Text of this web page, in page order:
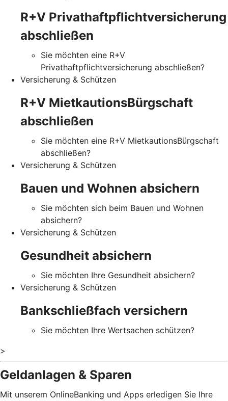
R+V Privathaftpflichtversicherung
abschließen
Sie möchten eine R+V
Privathaftpflichtversicherung abschließen?
Versicherung & Schützen
R+V MietkautionsBürgschaft
abschließen
Sie möchten eine R+V MietkautionsBürgschaft
abschließen?
Versicherung & Schützen
Bauen und Wohnen absichern
Sie möchten sich beim Bauen und Wohnen
absichern?
Versicherung & Schützen
Gesundheit absichern
Sie möchten Ihre Gesundheit absichern?
Versicherung & Schützen
Bankschließfach versichern
Sie möchten Ihre Wertsachen schützen?
>
Geldanlagen & Sparen
Mit unserem OnlineBanking und Apps erledigen Sie Ihre